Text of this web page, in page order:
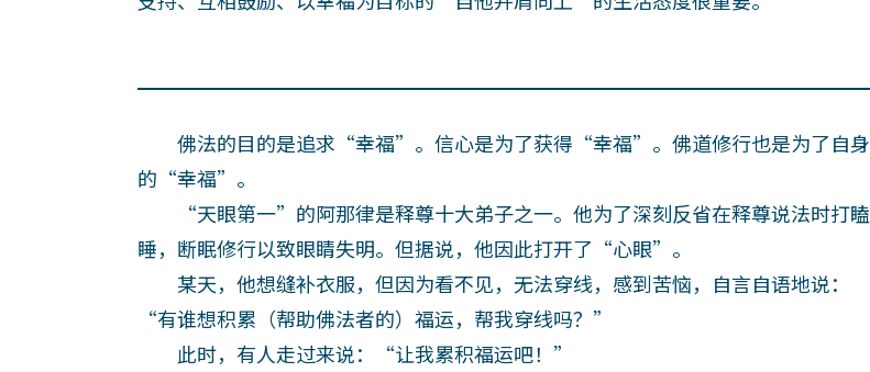
佛法的目的是追求“幸福”。信心是为了获得“幸福”。佛道修行也是为了自身
的“幸福”。
“天眼第一”的阿那律是释尊十大弟子之一。他为了深刻反省在释尊说法时打瞌
睡，断眠修行以致眼睛失明。但据说，他因此打开了“心眼”。
某天，他想缝补衣服，但因为看不见，无法穿线，感到苦恼，自言自语地说：
“有谁想积累（帮助佛法者的）福运，帮我穿线吗？”
此时，有人走过来说：“让我累积福运吧！”